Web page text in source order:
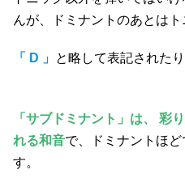
んが、ドミナントのあとはト
「 D 」 と略して表記されたり
「サブドミナント」は、
彩
れる和音で、ドミナントほど
す。